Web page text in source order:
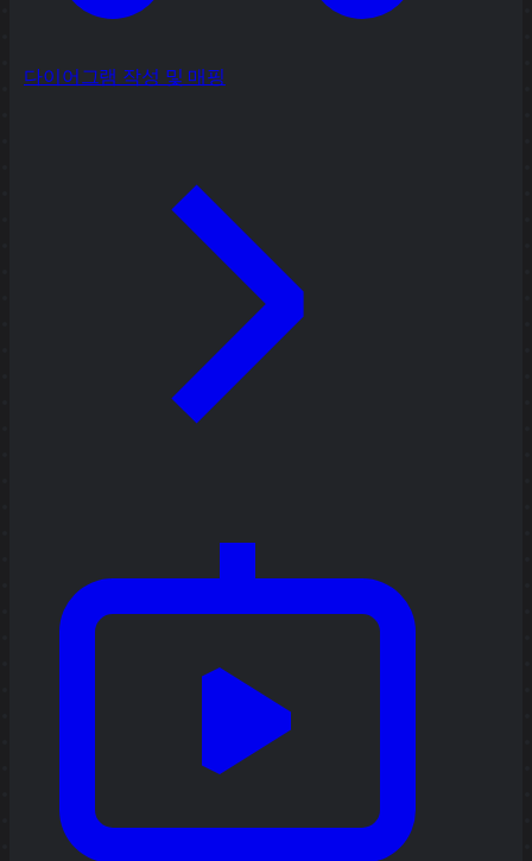
다이어그램 작성 및 매핑